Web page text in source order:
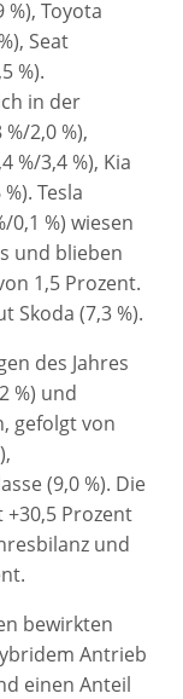
%), Toyota
Seat
%).
in der
%/2,0 %),
%/3,4 %), Kia
Tesla
0,1 %) wiesen
und blieben
1,5 Prozent.
Skoda (7,3 %).
des Jahres
%) und
gefolgt von
(9,0 %). Die
Prozent
und
bewirkten
Antrieb
einen Anteil